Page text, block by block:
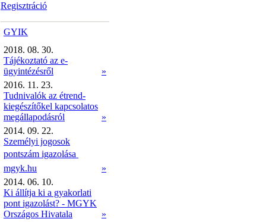
Regisztráció
GYIK
2018. 08. 30.
Tájékoztató az e-
ügyintézésről
»
2016. 11. 23.
Tudnivalók az étrend-
kiegészítőkel kapcsolatos
megállapodásról
»
2014. 09. 22.
Személyi jogosok
pontszám igazolása 
mgyk.hu
»
2014. 06. 10.
Ki állítja ki a gyakorlati
pont igazolást? - MGYK
Országos Hivatala
»